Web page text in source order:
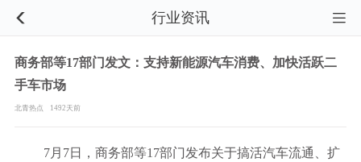
 行业资讯 
商务部等17部门发文：支持新能源汽车消费、加快活跃二
手车市场
北青热点 1492天前
7月7日，商务部等17部门发布关于搞活汽车流通、扩